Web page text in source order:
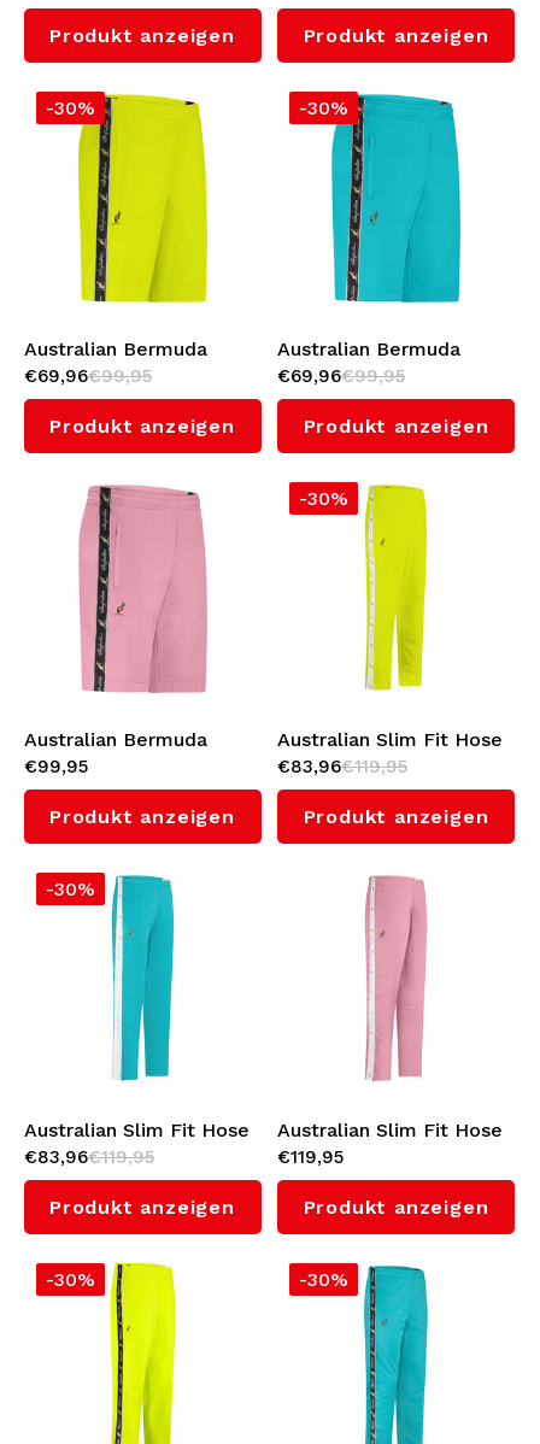
Seitenstreifen 3.0 (Green
Storm)
Produkt anzeigen
Seitenstreifen 3.0
(Orchid Smoke)
Produkt anzeigen
-30%
Australian Bermuda
Shorts mit Schwarzem
Seitenstreifen 3.0
(Sulphure Spring)
€69,96€99,95
Produkt anzeigen
-30%
Australian Bermuda
Shorts mit Schwarzem
Seitenstreifen 3.0 (Green
Storm)
€69,96€99,95
Produkt anzeigen
Australian Bermuda
Shorts mit Schwarzem
Seitenstreifen 3.0
(Orchid Smoke)
€99,95
Produkt anzeigen
-30%
Australian Slim Fit Hose
mit Weißes
Seitenstreifen 3.0
(Sulphure Spring)
€83,96€119,95
Produkt anzeigen
-30%
Australian Slim Fit Hose
mit Weißes
Seitenstreifen 3.0 (Green
Storm)
€83,96€119,95
Produkt anzeigen
Australian Slim Fit Hose
mit Weißes
Seitenstreifen 3.0
(Orchid Smoke)
€119,95
Produkt anzeigen
-30% -30%